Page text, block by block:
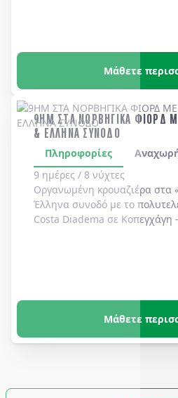
Μάθετε
9ΗΜ ΣΤΑ ΝΟΡΒΗΓΙΚΑ ΦΙΟΡΔ
& ΕΛΛΗΝΑ ΣΥΝΟΔΟ
Πληροφορίες
9 ημέρες / 8 νύχτες
Οργανωμένη κρουαζιέρα στα
Έλληνα συνοδό με το
Costa Diadema σε Κοπεγχάγη -
Μάθετε